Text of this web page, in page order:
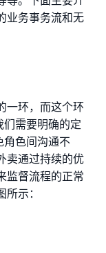
业务事务流和无
一环，而这个环
们需要明确的定
角色间沟通不
卖通过持续的优
监督流程的正常
示：